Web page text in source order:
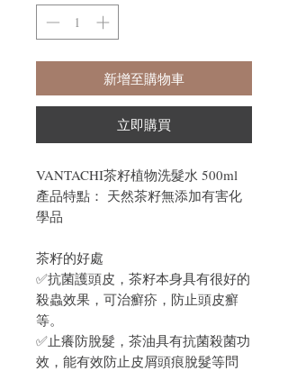
新增至購物車
立即購買
VANTACHI茶籽植物洗髮水 500ml
產品特點： 天然茶籽無添加有害化
學品
茶籽的好處
✅抗菌護頭皮，茶籽本身具有很好的
殺蟲效果，可治癬疥，防止頭皮癬
等。
✅止癢防脫髮，茶油具有抗菌殺菌功
效，能有效防止皮屑頭痕脫髮等問